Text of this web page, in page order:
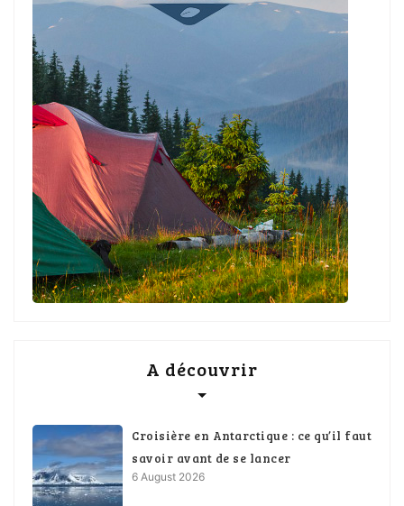
A découvrir
Croisière en Antarctique : ce qu’il faut
savoir avant de se lancer
6 August 2026